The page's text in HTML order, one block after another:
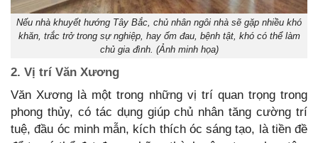
Nếu nhà khuyết hướng Tây Bắc, chủ nhân ngôi nhà sẽ gặp nhiều khó
khăn, trắc trở trong sự nghiệp, hay ốm đau, bệnh tật, khó có thể làm
chủ gia đình. (Ảnh minh họa)
2. Vị trí Văn Xương
Văn Xương là một trong những vị trí quan trọng trong
phong thủy, có tác dụng giúp chủ nhân tăng cường trí
tuệ, đầu óc minh mẫn, kích thích óc sáng tạo, là tiền đề